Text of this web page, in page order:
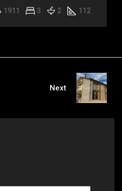
1911 3 2 112
Next